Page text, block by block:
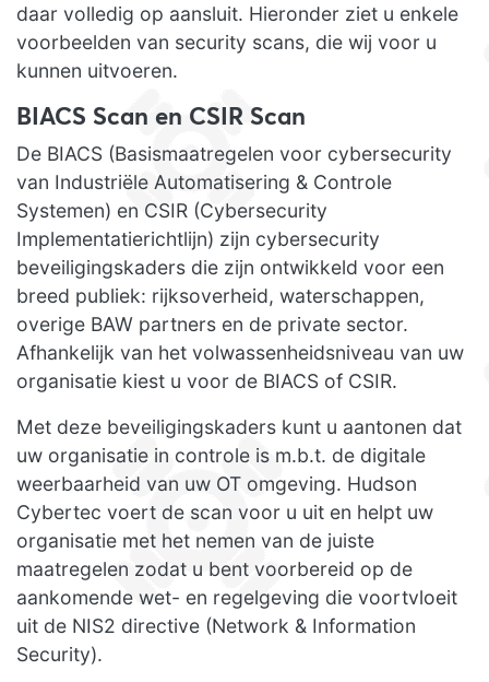
daar volledig op aansluit. Hieronder ziet u enkele
voorbeelden van security scans, die wij voor u
kunnen uitvoeren.
BIACS Scan en CSIR Scan
De BIACS (Basismaatregelen voor cybersecurity
van Industriële Automatisering & Controle
Systemen) en CSIR (Cybersecurity
Implementatierichtlijn) zijn cybersecurity
beveiligingskaders die zijn ontwikkeld voor een
breed publiek: rijksoverheid, waterschappen,
overige BAW partners en de private sector.
Afhankelijk van het volwassenheidsniveau van uw
organisatie kiest u voor de BIACS of CSIR.
Met deze beveiligingskaders kunt u aantonen dat
uw organisatie in controle is m.b.t. de digitale
weerbaarheid van uw OT omgeving. Hudson
Cybertec voert de scan voor u uit en helpt uw
organisatie met het nemen van de juiste
maatregelen zodat u bent voorbereid op de
aankomende wet- en regelgeving die voortvloeit
uit de NIS2 directive (Network & Information
Security).